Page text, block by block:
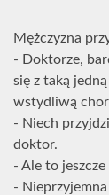
Mężczyzna
- Doktorze,
się z taką
wstydliwą
- Niech
doktor.
- Ale to jeszcze
-